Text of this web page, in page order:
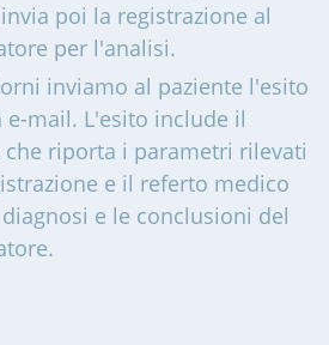
poi la registrazione al
per l'analisi.
inviamo al paziente l'esito
e-mail. L'esito include il
riporta i parametri rilevati
e il referto medico
e le conclusioni del